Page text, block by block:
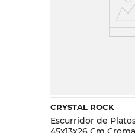
CRYSTAL ROCK
Escurridor de